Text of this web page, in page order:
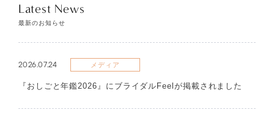
Latest News
最新のお知らせ
2026.07.24 メディア
『おしごと年鑑2026』にブライダルFeelが掲載されました